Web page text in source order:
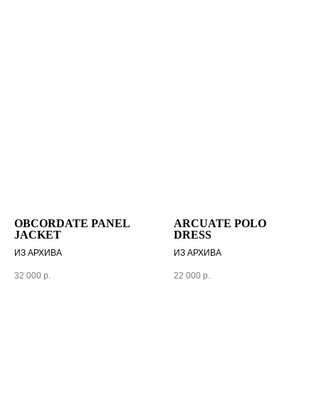
OBCORDATE PANEL
JAC KET
ИЗ АРХИВА
32 000 р.
ARCUATE POLO
DRESS
ИЗ АРХИВА
22 000 р.